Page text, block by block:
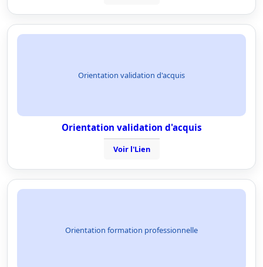
Orientation validation d'acquis
Orientation validation d'acquis
Voir l'Lien
Orientation formation professionnelle